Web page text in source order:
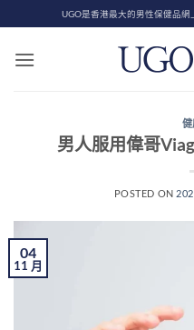
to
content
UGO是香港最大的男性保健品
男人服用偉哥
POSTED ON
04
11 月